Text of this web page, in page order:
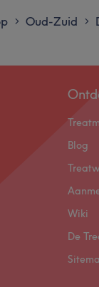
> Oud-Zuid >
Blog
Wiki
De